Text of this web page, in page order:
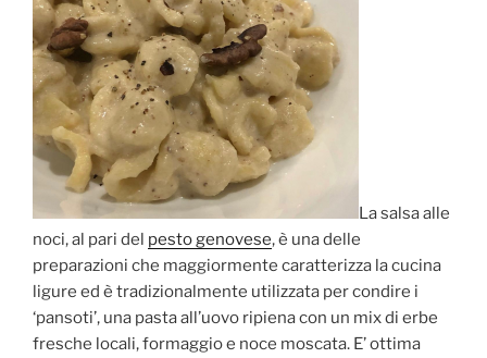
La salsa alle
noci, al pari del pesto genovese, è una delle
preparazioni che maggiormente caratterizza la cucina
ligure ed è tradizionalmente utilizzata per condire i
‘pansoti’, una pasta all’uovo ripiena con un mix di erbe
fresche locali, formaggio e noce moscata. E’ ottima